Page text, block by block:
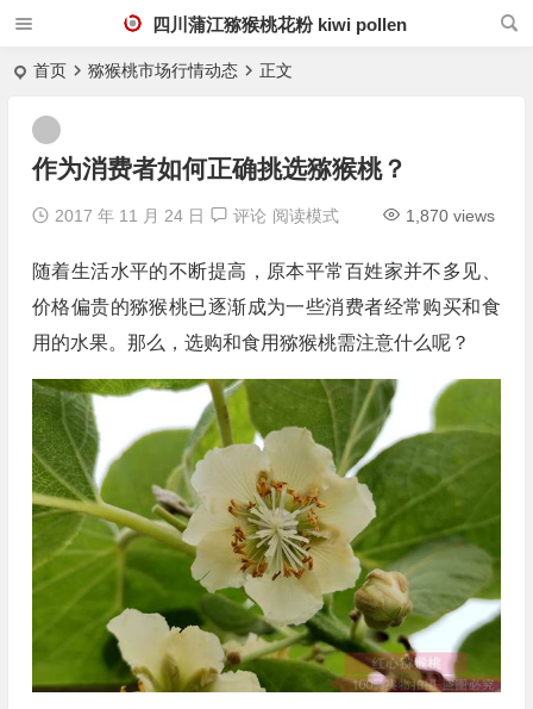
四川蒲江猕猴桃花粉 kiwi pollen
首页 猕猴桃市场行情动态 正文
作为消费者如何正确挑选猕猴桃？
2017 年 11 月 24 日 评论 1,870 views
阅读模式
随着生活水平的不断提高，原本平常百姓家并不多见、
价格偏贵的猕猴桃已逐渐成为一些消费者经常购买和食
用的水果。那么，选购和食用猕猴桃需注意什么呢？